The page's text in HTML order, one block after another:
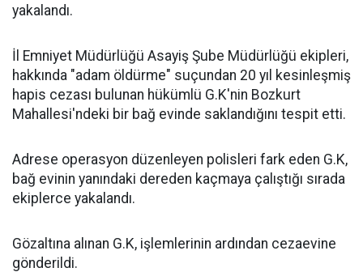
yakalandı.
İl Emniyet Müdürlüğü Asayiş Şube Müdürlüğü ekipleri,
hakkında "adam öldürme" suçundan 20 yıl kesinleşmiş
hapis cezası bulunan hükümlü G.K'nin Bozkurt
Mahallesi'ndeki bir bağ evinde saklandığını tespit etti.
Adrese operasyon düzenleyen polisleri fark eden G.K,
bağ evinin yanındaki dereden kaçmaya çalıştığı sırada
ekiplerce yakalandı.
Gözaltına alınan G.K, işlemlerinin ardından cezaevine
gönderildi.